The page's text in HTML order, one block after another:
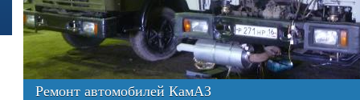
Ремонт двигателей КАМАЗ